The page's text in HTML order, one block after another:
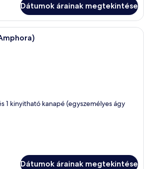
Dátumok árainak megtekintése
Egy erkély, rajta két fonott székkel,
1 kinyitható kanapé (egyszemélyes ágy
Dátumok árainak megtekintése